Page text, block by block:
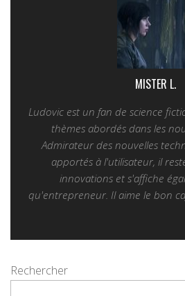
MISTER L.
Ludovic est un fan de science
thèmes abordés dans les
Admirateur des nouvelles
apportés à l'utilisateur, il
innovations et s'affiche
qu'entrepreneur. Il aime le bon
Rechercher